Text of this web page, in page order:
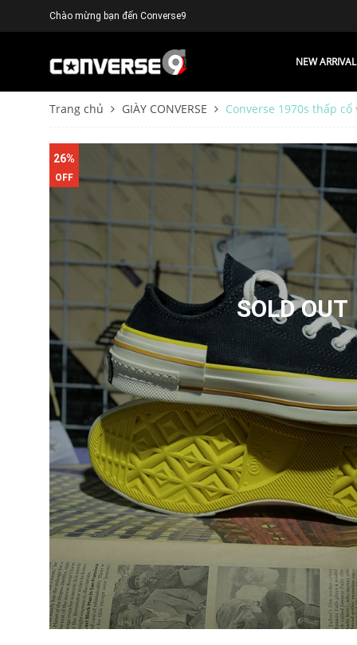
Chào mừng bạn đến Converse9
NEW ARRIVAL
Trang chủ GIÀY CONVERSE Converse 1970s thấp cổ
SOLD OUT
26%
OFF